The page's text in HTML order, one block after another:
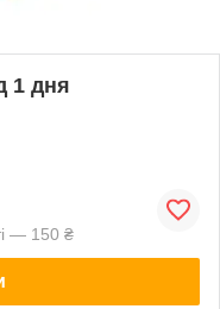
1 дня
— 150 ₴